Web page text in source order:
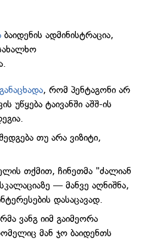
ბაიდენის ადმინისტრაცია,
განაცხადა, რომ პენტაგონი არ
უწყება ტაივანში აშშ-ის
თუ არა ვიზიტი,
თქმით, ჩინეთმა "ძალიან
— მანვე აღნიშნა,
დასაცავად.
ვანგ იიმ გაიმეორა
მან ჯო ბაიდენთს